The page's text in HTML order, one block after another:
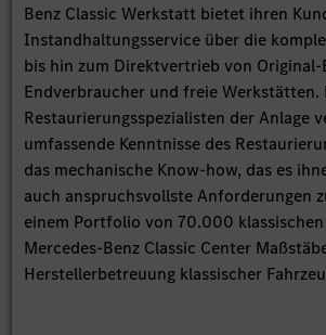
Benz Classic Werkstatt bietet ihren
Instandhaltungsservice über die
bis hin zum Direktvertrieb von Original-
Endverbraucher und freie Werkstätten.
Restaurierungsspezialisten der Anlage
umfassende Kenntnisse des
das mechanische Know-how, das es
auch anspruchsvollste Anforderungen
einem Portfolio von 70.000
Mercedes-Benz Classic Center
Herstellerbetreuung klassischer